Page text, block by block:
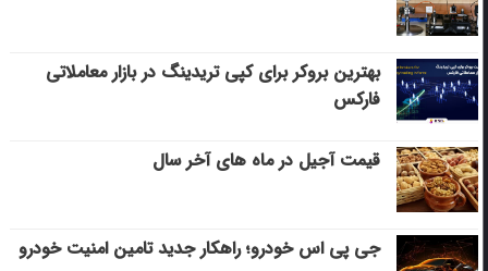
بهترین بروکر برای کپی‌ تریدینگ در بازار معاملاتی
فارکس
قیمت آجیل در ماه های آخر سال
جی پی اس خودرو؛ راهکار جدید تامین امنیت خودرو